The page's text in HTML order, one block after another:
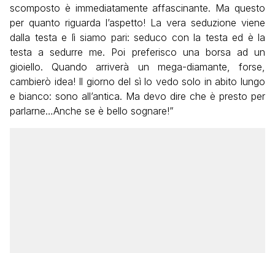
scomposto è immediatamente affascinante. Ma questo
per quanto riguarda l’aspetto! La vera seduzione viene
dalla testa e lì siamo pari: seduco con la testa ed è la
testa a sedurre me. Poi preferisco una borsa ad un
gioiello. Quando arriverà un mega-diamante, forse,
cambierò idea! Il giorno del sì lo vedo solo in abito lungo
e bianco: sono all’antica. Ma devo dire che è presto per
parlarne…Anche se è bello sognare!”